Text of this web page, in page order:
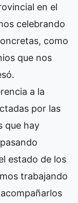
en el
celebrando
como
que nos
a la
por las
que hay
estado de los
trabajando